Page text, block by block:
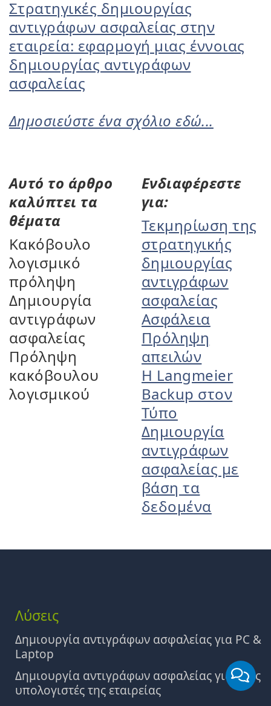
Στρατηγικές δημιουργίας
αντιγράφων ασφαλείας στην
εταιρεία: εφαρμογή μιας έννοιας
δημιουργίας αντιγράφων
ασφαλείας
Δημοσιεύστε ένα σχόλιο εδώ...
Αυτό το άρθρο
καλύπτει τα
θέματα
Κακόβουλο
λογισμικό
πρόληψη
Δημιουργία
αντιγράφων
ασφαλείας
Πρόληψη
κακόβουλου
λογισμικού
Ενδιαφέρεστε
για:
Τεκμηρίωση της
στρατηγικής
δημιουργίας
αντιγράφων
ασφαλείας
Ασφάλεια
Πρόληψη
απειλών
Η Langmeier
Backup στον
Τύπο
Δημιουργία
αντιγράφων
ασφαλείας με
βάση τα
δεδομένα
Λύσεις
Δημιουργία αντιγράφων ασφαλείας για PC &
Laptop
Δημιουργία αντιγράφων ασφαλείας για τους
υπολογιστές της εταιρείας